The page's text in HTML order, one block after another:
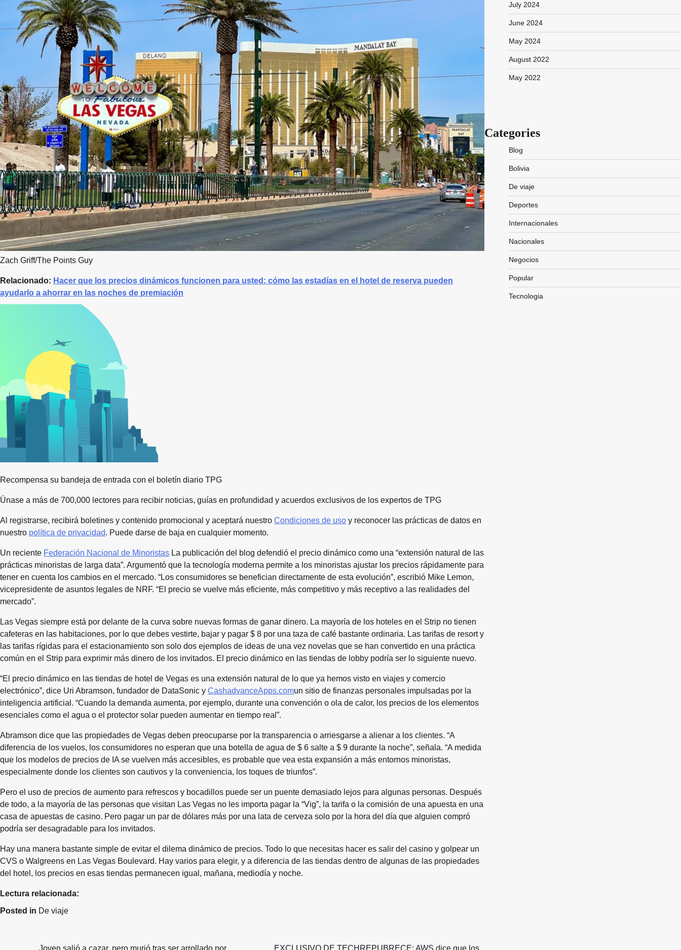
Zach Griff/The Points Guy
Relacionado: Hacer que los precios dinámicos funcionen para usted: cómo las estadías en el hotel de reserva pueden
ayudarlo a ahorrar en las noches de premiación
Recompensa su bandeja de entrada con el boletín diario TPG
Únase a más de 700,000 lectores para recibir noticias, guías en profundidad y acuerdos exclusivos de los expertos de TPG
Al registrarse, recibirá boletines y contenido promocional y aceptará nuestro Condiciones de uso y reconocer las prácticas de datos en
nuestro política de privacidad. Puede darse de baja en cualquier momento.
Un reciente Federación Nacional de Minoristas La publicación del blog defendió el precio dinámico como una “extensión natural de las
prácticas minoristas de larga data”. Argumentó que la tecnología moderna permite a los minoristas ajustar los precios rápidamente para
tener en cuenta los cambios en el mercado. “Los consumidores se benefician directamente de esta evolución”, escribió Mike Lemon,
vicepresidente de asuntos legales de NRF. “El precio se vuelve más eficiente, más competitivo y más receptivo a las realidades del
mercado”.
Las Vegas siempre está por delante de la curva sobre nuevas formas de ganar dinero. La mayoría de los hoteles en el Strip no tienen
cafeteras en las habitaciones, por lo que debes vestirte, bajar y pagar $ 8 por una taza de café bastante ordinaria. Las tarifas de resort y
las tarifas rígidas para el estacionamiento son solo dos ejemplos de ideas de una vez novelas que se han convertido en una práctica
común en el Strip para exprimir más dinero de los invitados. El precio dinámico en las tiendas de lobby podría ser lo siguiente nuevo.
“El precio dinámico en las tiendas de hotel de Vegas es una extensión natural de lo que ya hemos visto en viajes y comercio
electrónico”, dice Uri Abramson, fundador de DataSonic y CashadvanceApps.comun sitio de finanzas personales impulsadas por la
inteligencia artificial. “Cuando la demanda aumenta, por ejemplo, durante una convención o ola de calor, los precios de los elementos
esenciales como el agua o el protector solar pueden aumentar en tiempo real”.
Abramson dice que las propiedades de Vegas deben preocuparse por la transparencia o arriesgarse a alienar a los clientes. “A
diferencia de los vuelos, los consumidores no esperan que una botella de agua de $ 6 salte a $ 9 durante la noche”, señala. “A medida
que los modelos de precios de IA se vuelven más accesibles, es probable que vea esta expansión a más entornos minoristas,
especialmente donde los clientes son cautivos y la conveniencia, los toques de triunfos”.
Pero el uso de precios de aumento para refrescos y bocadillos puede ser un puente demasiado lejos para algunas personas. Después
de todo, a la mayoría de las personas que visitan Las Vegas no les importa pagar la “Vig”, la tarifa o la comisión de una apuesta en una
casa de apuestas de casino. Pero pagar un par de dólares más por una lata de cerveza solo por la hora del día que alguien compró
podría ser desagradable para los invitados.
Hay una manera bastante simple de evitar el dilema dinámico de precios. Todo lo que necesitas hacer es salir del casino y golpear un
CVS o Walgreens en Las Vegas Boulevard. Hay varios para elegir, y a diferencia de las tiendas dentro de algunas de las propiedades
del hotel, los precios en esas tiendas permanecen igual, mañana, mediodía y noche.
Lectura relacionada:
Posted in De viaje
July 2024
June 2024
May 2024
August 2022
May 2022
Categories
Blog
Bolivia
De viaje
Deportes
Internacionales
Nacionales
Negocios
Popular
Tecnologia